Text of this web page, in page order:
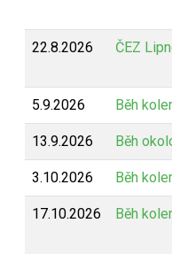
22.8.2026 ČEZ
5.9.2026 Běh
13.9.2026 Běh
3.10.2026 Běh
17.10.2026 Běh